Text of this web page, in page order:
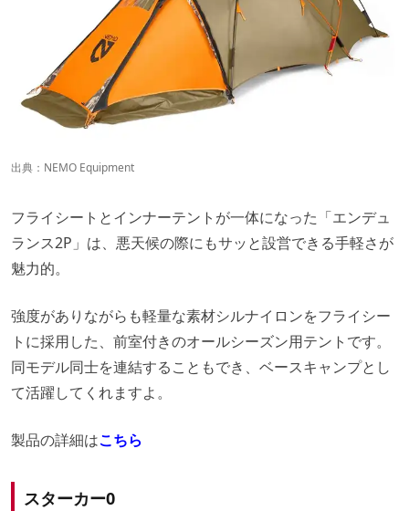
出典： NEMO Equipment
フライシートとインナーテントが一体になった「エンデュ
ランス2P」は、悪天候の際にもサッと設営できる手軽さが
魅力的。
強度がありながらも軽量な素材シルナイロンをフライシー
トに採用した、前室付きのオールシーズン用テントです。
同モデル同士を連結することもでき、ベースキャンプとし
て活躍してくれますよ。
製品の詳細はこちら
スターカー0